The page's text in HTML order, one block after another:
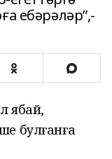
ебәрәләр”,-
ябай,
булғанға